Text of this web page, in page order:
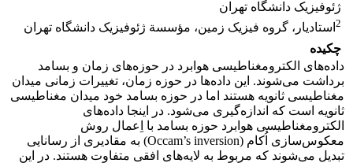
ژئوفیزیک دانشگاه تهران
2 استادیار، گروه فیزیک زمین، مؤسسة ژئوفیزیک دانشگاه تهران
چکیده
داده‌های الکترومغناطیسی هوابرد در حوزه‌های زمان و بسامد
برداشت می‌شوند. این داده‌ها در حوزه زمان، تغییرات زمانی میدان
مغناطیسی ثانویه هستند اما در حوزه بسامد خود میدان مغناطیسی
ثانویه است که اندازه‌گیری می‌شود. در اینجا داده‌های
الکترومغناطیسی هوابرد حوزه بسامد با اِعمال روش
معکوس‌سازی اُکام (Occam’s inversion) به مقادیری از رسانایی
تبدیل می‌شوند که مربوط به لایه‌های افقی متفاوت هستند. در این